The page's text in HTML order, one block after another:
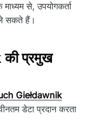
से, उपयोगकर्ता
सकते हैं।
प्रमुख
Giełdawnik
डेटा प्रदान करता